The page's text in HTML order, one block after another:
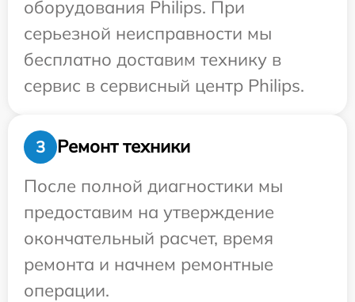
оборудования Philips. При
серьезной неисправности мы
бесплатно доставим технику в
сервис в сервисный центр Philips.
3
Ремонт техники
После полной диагностики мы
предоставим на утверждение
окончательный расчет, время
ремонта и начнем ремонтные
операции.